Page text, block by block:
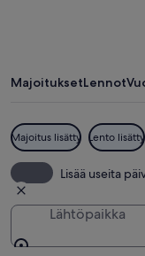
MajoituksetLennot
Majoitus lisätty Lento lisätty
Lisää useita
Lähtöpaikka